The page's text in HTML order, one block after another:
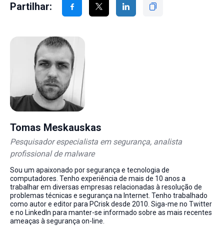
Partilhar:
Tomas Meskauskas
Pesquisador especialista em segurança, analista
profissional de malware
Sou um apaixonado por segurança e tecnologia de
computadores. Tenho experiência de mais de 10 anos a
trabalhar em diversas empresas relacionadas à resolução de
problemas técnicas e segurança na Internet. Tenho trabalhado
como autor e editor para PCrisk desde 2010. Siga-me no Twitter
e no LinkedIn para manter-se informado sobre as mais recentes
ameaças à segurança on-line.